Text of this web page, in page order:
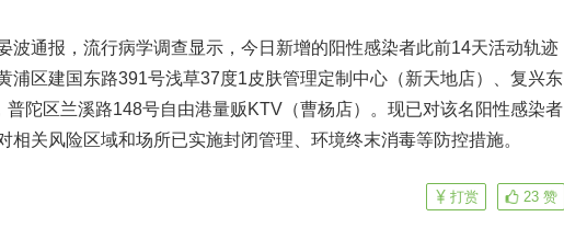
波通报，流行病学调查显示，今日新增的阳性感染者此前14天活动轨迹
浦区建国东路391号浅草37度1皮肤管理定制中心（新天地店）、复兴东
普陀区兰溪路148号自由港量贩KTV（曹杨店）。现已对该名阳性感染者
相关风险区域和场所已实施封闭管理、环境终末消毒等防控措施。
23 赞
打赏